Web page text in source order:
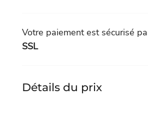
Votre paiement est sécurisé
SSL
Détails du prix